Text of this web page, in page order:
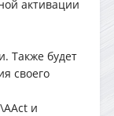
активации
Также будет
своего
и